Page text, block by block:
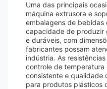
Uma das principais
máquina extrusora e
embalagens de bebidas
capacidade de produzir
e duráveis, com
fabricantes possam
indústria. As
controle de
consistente e qualidade
para produtos plásticos